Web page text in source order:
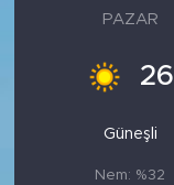
PAZAR
26
Güneşli
Nem: %32